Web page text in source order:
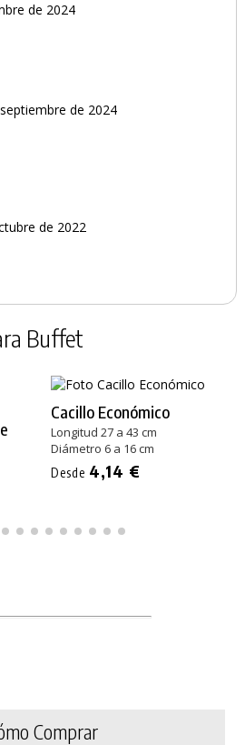
de 2024
de 2024
de 2022
Buffet
Cacillo Económico
Longitud 27 a 43 cm
Diámetro 6 a 16 cm
Desde 4,14 €
Comprar